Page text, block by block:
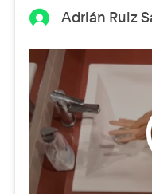
Adrián Ruiz